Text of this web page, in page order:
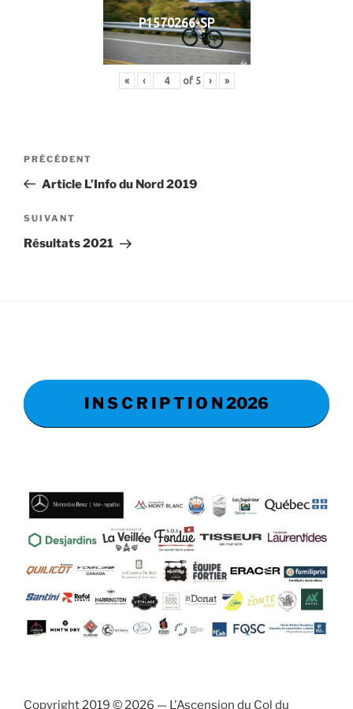
P1570266-SP
« ‹ of 5 › »
Navigation
l’article
Article
précédent
PRÉCÉDENT
Article L’Info du Nord 2019
Article
suivant
SUIVANT
Résultats 2021
I N S C R I P T I O N 2026
Copyright 2019 © 2026 — L'Ascension du Col du